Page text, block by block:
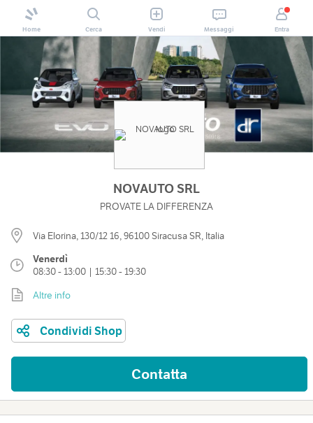
Home Cerca Vendi Messaggi Entra
NOVAUTO SRL
PROVATE LA DIFFERENZA
Via Elorina, 130/12 16, 96100 Siracusa SR, Italia
Venerdì
08:30 - 13:00 | 15:30 - 19:30
Altre info
Condividi Shop
Contatta